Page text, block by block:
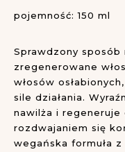
pojemność: 150 ml
Sprawdzony sposób
zregenerowane
włosów
sile działania.
nawilża i regeneruje
rozdwajaniem się
wegańska formuła